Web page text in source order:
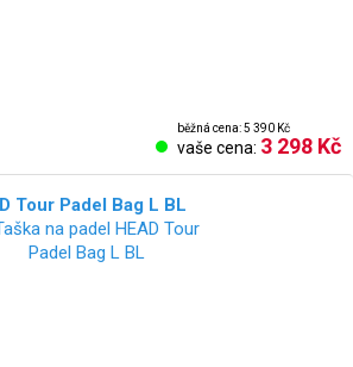
běžná cena: 5 390 Kč
vaše cena: 3 298 Kč
Tour Padel Bag L BL